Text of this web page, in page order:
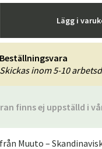
Lägg i
finns ej uppställd i
Beställningsvara
Skickas inom 5-10
Muuto –